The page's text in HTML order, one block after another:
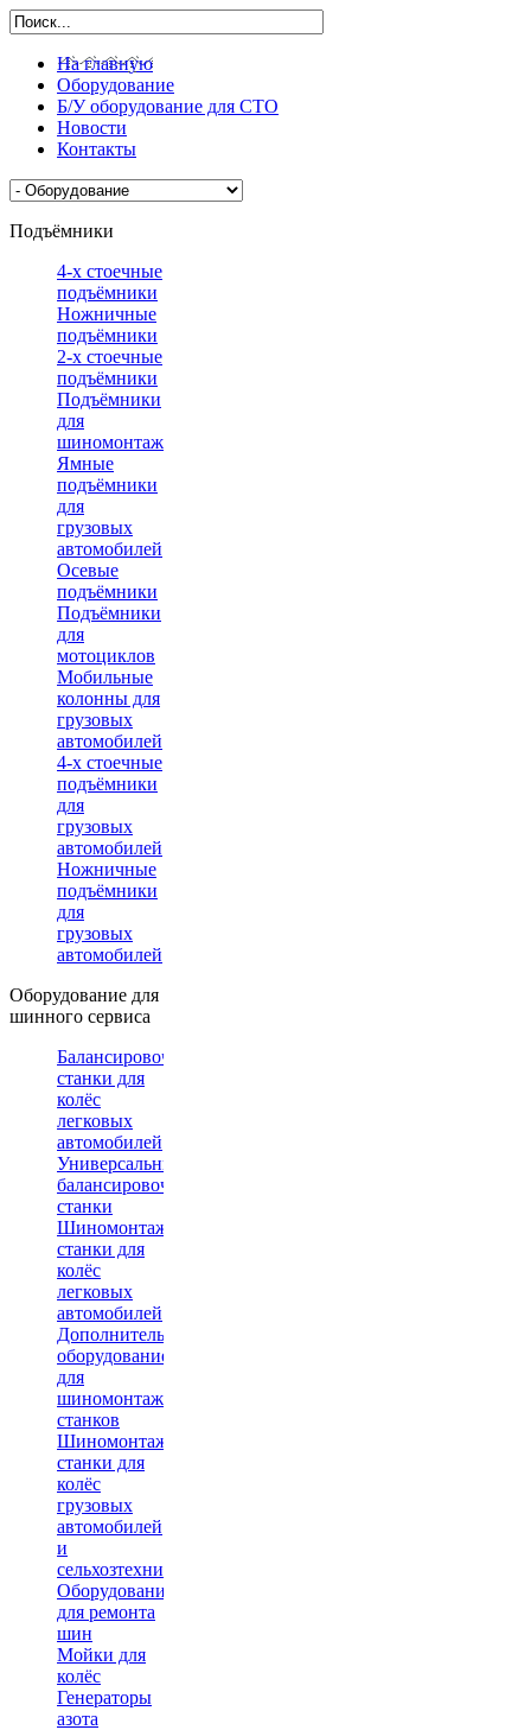
На главную
Оборудование
Б/У оборудование для СТО
Новости
Контакты
Подъёмники
4-х стоечные
подъёмники
Ножничные
подъёмники
2-х стоечные
подъёмники
Подъёмники
для
шиномонтажа
Ямные
подъёмники
для
грузовых
автомобилей
Осевые
подъёмники
Подъёмники
для
мотоциклов
Мобильные
колонны для
грузовых
автомобилей
4-х стоечные
подъёмники
для
грузовых
автомобилей
Ножничные
подъёмники
для
грузовых
автомобилей
Оборудование для
шинного сервиса
Балансировочные
станки для
колёс
легковых
автомобилей
Универсальные
балансировочные
станки
Шиномонтажные
станки для
колёс
легковых
автомобилей
Дополнительное
оборудование
для
шиномонтажных
станков
Шиномонтажные
станки для
колёс
грузовых
автомобилей
и
сельхозтехники
Оборудование
для ремонта
шин
Мойки для
колёс
Генераторы
азота